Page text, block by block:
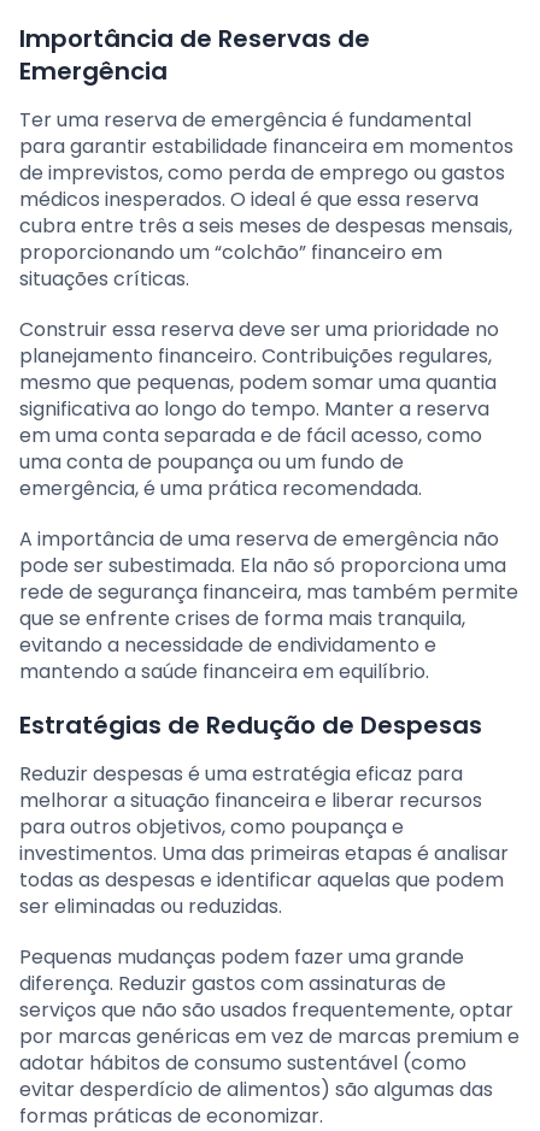
Importância de Reservas de
Emergência
Ter uma reserva de emergência é fundamental
para garantir estabilidade financeira em momentos
de imprevistos, como perda de emprego ou gastos
médicos inesperados. O ideal é que essa reserva
cubra entre três a seis meses de despesas mensais,
proporcionando um “colchão” financeiro em
situações críticas.
Construir essa reserva deve ser uma prioridade no
planejamento financeiro. Contribuições regulares,
mesmo que pequenas, podem somar uma quantia
significativa ao longo do tempo. Manter a reserva
em uma conta separada e de fácil acesso, como
uma conta de poupança ou um fundo de
emergência, é uma prática recomendada.
A importância de uma reserva de emergência não
pode ser subestimada. Ela não só proporciona uma
rede de segurança financeira, mas também permite
que se enfrente crises de forma mais tranquila,
evitando a necessidade de endividamento e
mantendo a saúde financeira em equilíbrio.
Estratégias de Redução de Despesas
Reduzir despesas é uma estratégia eficaz para
melhorar a situação financeira e liberar recursos
para outros objetivos, como poupança e
investimentos. Uma das primeiras etapas é analisar
todas as despesas e identificar aquelas que podem
ser eliminadas ou reduzidas.
Pequenas mudanças podem fazer uma grande
diferença. Reduzir gastos com assinaturas de
serviços que não são usados frequentemente, optar
por marcas genéricas em vez de marcas premium e
adotar hábitos de consumo sustentável (como
evitar desperdício de alimentos) são algumas das
formas práticas de economizar.